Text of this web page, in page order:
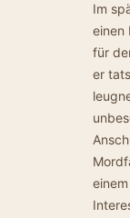
Im
einen
für
er